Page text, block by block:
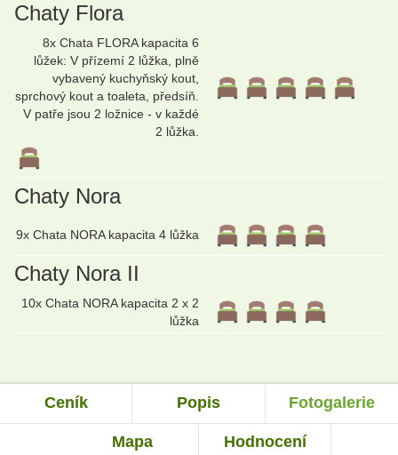
Chaty Flora
8x Chata FLORA kapacita 6
lůžek: V přízemí 2 lůžka, plně
vybavený kuchyňský kout,
sprchový kout a toaleta, předsíň.
V patře jsou 2 ložnice - v každé
2 lůžka.
Chaty Nora
9x Chata NORA kapacita 4 lůžka
Chaty Nora II
10x Chata NORA kapacita 2 x 2
lůžka
Ceník Popis Fotogalerie
Mapa Hodnocení